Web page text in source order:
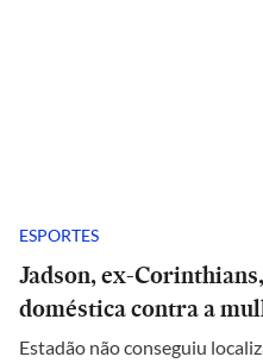
ESPORTES
Jadson, ex-
doméstica contra a
Estadão não conseguiu